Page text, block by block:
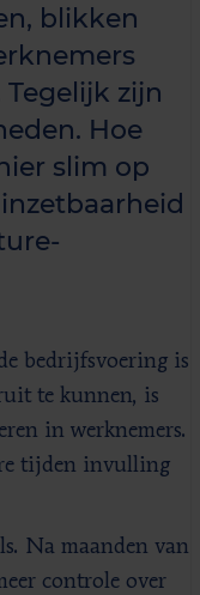
blikken
zijn
Hoe
slim op
bedrijfsvoering is
te kunnen, is
in werknemers.
tijden invulling
Na maanden van
controle over